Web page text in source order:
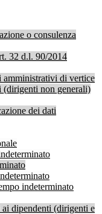
o consulenza
32 d.l. 90/2014
di vertice
non generali)
dei dati
indeterminato
dipendenti (dirigenti e